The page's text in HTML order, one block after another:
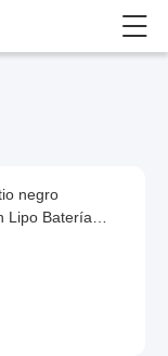
negro
Lipo Batería